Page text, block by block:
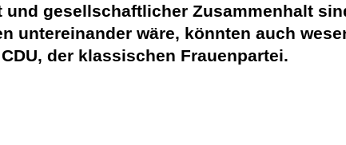
und gesellschaftlicher Zusammenhalt
untereinander wäre, könnten auch
der klassischen Frauenpartei.